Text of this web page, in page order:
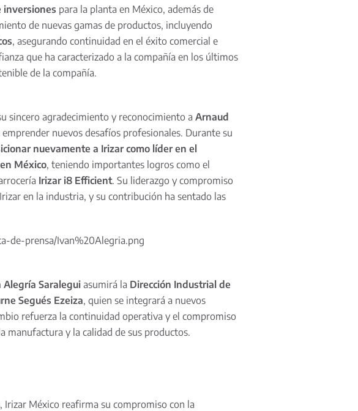
inversiones para la planta en México, además de
de nuevas gamas de productos, incluyendo
, asegurando continuidad en el éxito comercial e
que ha caracterizado a la compañía en los últimos
de la compañía.
sincero agradecimiento y reconocimiento a Arnaud
nuevos desafíos profesionales. Durante su
nuevamente a Irizar como líder en el
México, teniendo importantes logros como el
Irizar i8 Efficient. Su liderazgo y compromiso
en la industria, y su contribución ha sentado las
de-prensa/Ivan%20Alegria.png
Alegría Saralegui asumirá la Dirección Industrial de
Segués Ezeiza, quien se integrará a nuevos
refuerza la continuidad operativa y el compromiso
manufactura y la calidad de sus productos.
México reafirma su compromiso con la